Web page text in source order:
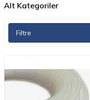
Alt Kategoriler
Filtre